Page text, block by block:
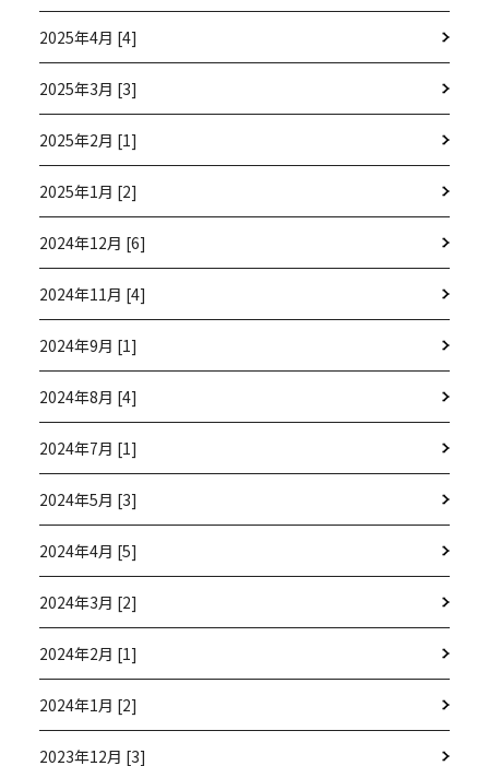
2025年4月 [4]
2025年3月 [3]
2025年2月 [1]
2025年1月 [2]
2024年12月 [6]
2024年11月 [4]
2024年9月 [1]
2024年8月 [4]
2024年7月 [1]
2024年5月 [3]
2024年4月 [5]
2024年3月 [2]
2024年2月 [1]
2024年1月 [2]
2023年12月 [3]